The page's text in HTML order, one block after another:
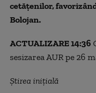
cetățenilor,
Bolojan.
ACTUALIZARE 14:36
sesizarea AUR pe 26
Știrea inițială